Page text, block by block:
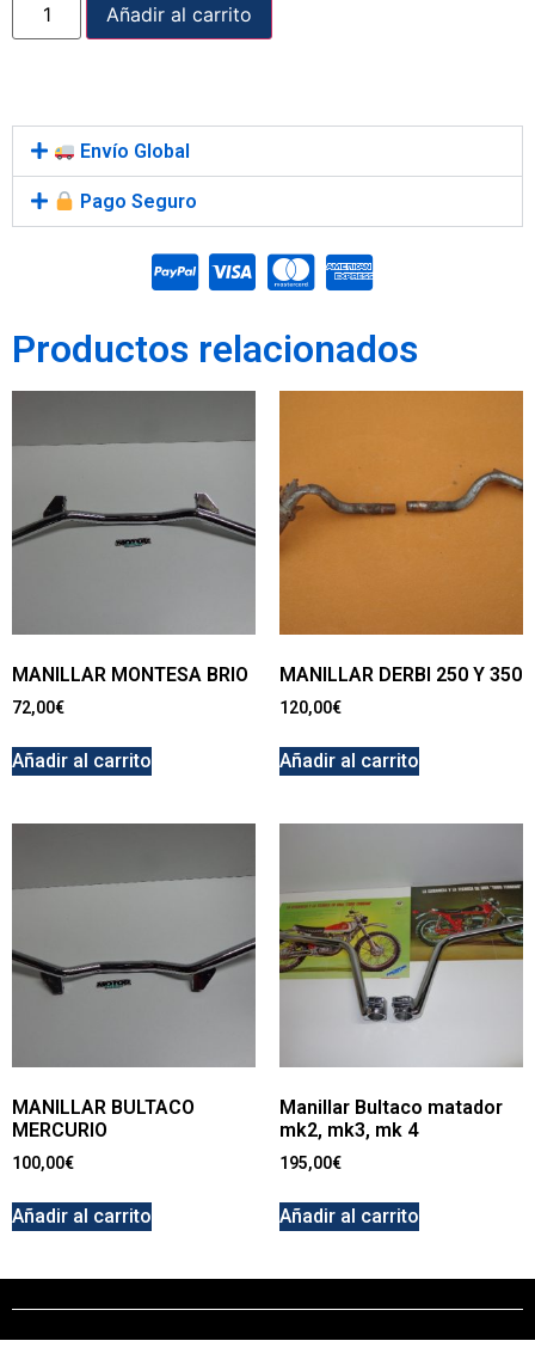
Añadir al carrito
Envío Global
Pago Seguro
Productos relacionados
MANILLAR MONTESA BRIO
72,00€
Añadir al carrito
MANILLAR DERBI 250 Y 350
120,00€
Añadir al carrito
MANILLAR BULTACO
MERCURIO
100,00€
Añadir al carrito
Manillar Bultaco matador
mk2, mk3, mk 4
195,00€
Añadir al carrito